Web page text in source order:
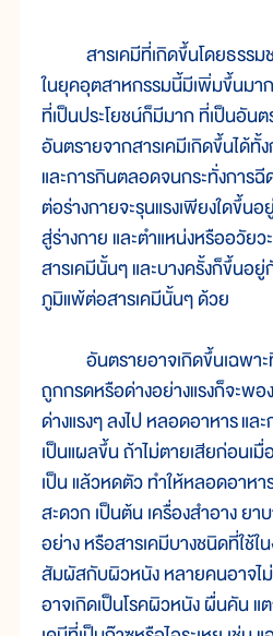
สารเคมีที่เกิดขึ้นโดยธรรม
ในยุคอุตสาหกรรมนี้มีเพิ่มขึ้นมาก
ที่เป็นประโยชน์ก็มีมาก ที่เป็นอันต
อันตรายจากสารเคมีเกิดขึ้นได้ทั้ง
และการกินตลอดจนกระทั่งการฉี
ต่อร่างกายจะรุนแรงเพียงใดขึ้นอ
สู่ร่างกาย และตำแหน่งหรืออวัยวะ
สารเคมีนั้นๆ และบางครั้งก็ขึ้นอยู่
ภูมิแพ้ต่อสารเคมีนั้นๆ ด้วย
อันตรายอาจเกิดขึ้นเฉพาะ
ถูกกรดหรือด่างอย่างแรงก็จะพอง
ด่างแรงๆ ลงไป หลอดอาหารและ
เป็นแผลขึ้น ถ้าไม่ตายเสียก่อนเมื่
เป็น แล้วหดตัว ทำให้หลอดอาหา
สะดวก เป็นต้น เครื่องสำอาง ยา
อย่าง หรือสารเคมีบางชนิดที่ใช้ใน
สัมผัสกับผิวหนัง หลายคนอาจไม่
อาจเกิดเป็นโรคผิวหนัง ผื่นคัน แ